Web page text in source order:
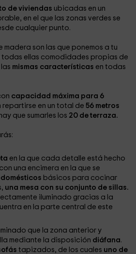
de viviendas ubicadas en un
en el que las zonas verdes se
cualquier punto.
madera son las que ponemos a tu
ellas comodidades propias de
mismas características en todas
capacidad máxima para 6
repartirse en un total de56 metros
que sumarles los 20 de terraza.
en la que cada detalle está hecho
una encimera en la que se
básicos para cocinar
una mesa con su conjunto de sillas.
iluminado gracias a la
en la parte central de este
que la zona anterior y
mediante la disposición diáfana.
tapizados, de los cuales uno de